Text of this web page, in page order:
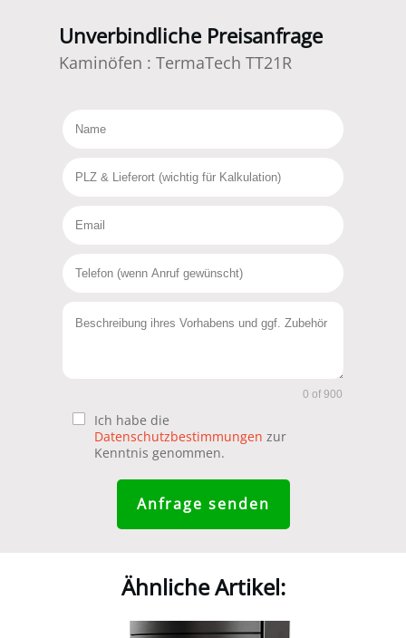
Unverbindliche Preisanfrage
Kaminöfen : TermaTech TT21R
0 of 900
Ich habe die
Datenschutzbestimmungen zur
Kenntnis genommen.
Anfrage senden
Ähnliche Artikel: